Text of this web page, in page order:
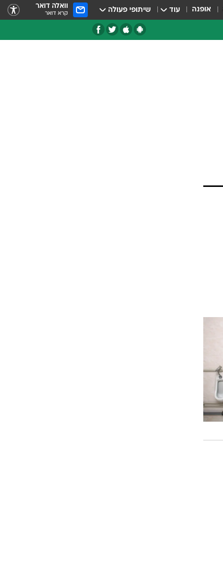
אופנה עוד שיתופי פעולה וואלה דואר
קרא דואר